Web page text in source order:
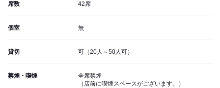
席数 42席
個室 無
貸切 可（20人～50人可）
禁煙・喫煙
全席禁煙
（店前に喫煙スペースがございます。）